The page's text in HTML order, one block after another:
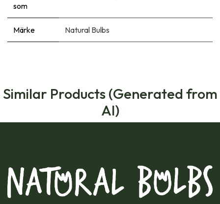
som
Märke Natural Bulbs
Similar Products (Generated from
AI)